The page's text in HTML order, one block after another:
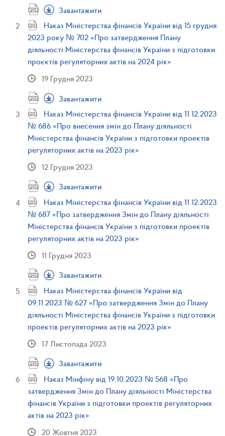
Завантажити
Наказ Міністерства фінансів України від 15 грудня
2023 року № 702 «Про затвердження Плану
діяльності Міністерства фінансів України з підготовки
проєктів регуляторних актів на 2024 рік»
19 Грудня 2023
Завантажити
Наказ Міністерства фінансів України від 11.12.2023
№ 686 «Про внесення змін до Плану діяльності
Міністерства фінансів України з підготовки проектів
регуляторних актів на 2023 рік»
12 Грудня 2023
Завантажити
Наказ Міністерства фінансів України від 11.12.2023
№ 687 «Про затвердження Змін до Плану діяльності
Міністерства фінансів України з підготовки проектів
регуляторних актів на 2023 рік»
11 Грудня 2023
Завантажити
Наказ Міністерства фінансів України від
09.11.2023 № 627 «Про затвердження Змін до Плану
діяльності Міністерства фінансів України з підготовки
проектів регуляторних актів на 2023 рік»
17 Листопада 2023
Завантажити
Наказ Мінфіну від 19.10.2023 № 568 «Про
затвердження Змін до Плану діяльності Міністерства
фінансів України з підготовки проектів регуляторних
актів на 2023 рік»
20 Жовтня 2023